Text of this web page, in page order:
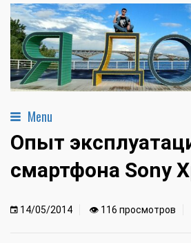
Menu
Опыт
смартфона Sony
14/05/2014 👁 116 просмотров